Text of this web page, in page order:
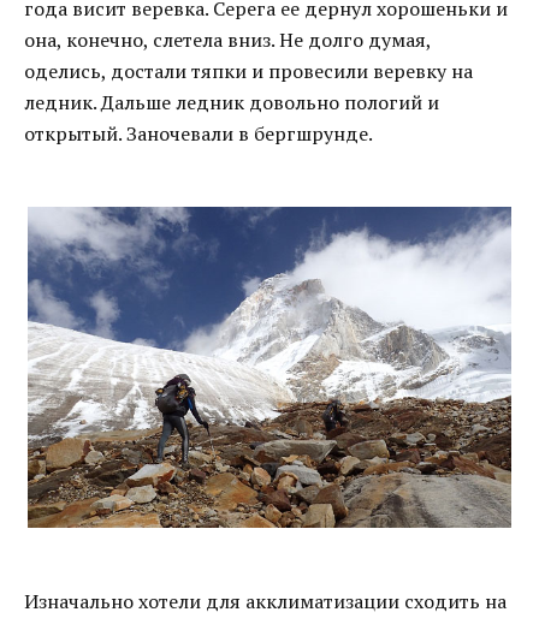
года висит веревка. Серега ее дернул хорошеньки и
она, конечно, слетела вниз. Не долго думая,
оделись, достали тяпки и провесили веревку на
ледник. Дальше ледник довольно пологий и
открытый. Заночевали в бергшрунде.
Изначально хотели для акклиматизации сходить на